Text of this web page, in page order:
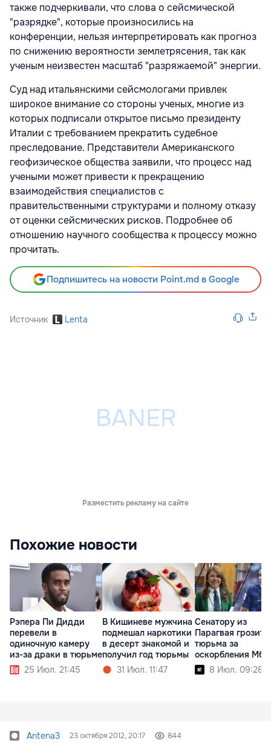
также подчеркивали, что слова о сейсмической
"разрядке", которые произносились на
конференции, нельзя интерпретировать как прогноз
по снижению вероятности землетрясения, так как
ученым неизвестен масштаб "разряжаемой" энергии.
Суд над итальянскими сейсмологами привлек
широкое внимание со стороны ученых, многие из
которых подписали открытое письмо президенту
Италии с требованием прекратить судебное
преследование. Представители Американского
геофизическое общества заявили, что процесс над
учеными может привести к прекращению
взаимодействия специалистов с
правительственными структурами и полному отказу
от оценки сейсмических рисков. Подробнее об
отношению научного сообщества к процессу можно
прочитать.
Подпишитесь на новости Point.md в Google
Источник Lenta
Разместить рекламу на сайте
Похожие новости
Рэпера Пи Дидди
перевели в
одиночную камеру
из-за драки в тюрьме
25 Июл. 21:45
В Кишиневе мужчина
подмешал наркотики
в десерт знакомой и
получил год тюрьмы
31 Июл. 11:47
Сенатору из
Парагвая грозит
тюрьма за
оскорбления
8 Июл. 09:28
Antena3 23 октября 2012, 20:17 844